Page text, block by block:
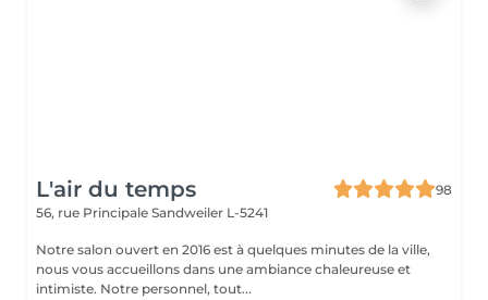
L'air du temps
98
56, rue Principale Sandweiler L-5241
Notre salon ouvert en 2016 est à quelques minutes de la ville,
nous vous accueillons dans une ambiance chaleureuse et
intimiste. Notre personnel, tout...